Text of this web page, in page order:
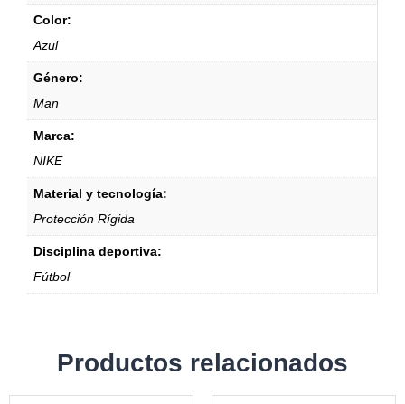
Color:
Azul
Género:
Man
Marca:
NIKE
Material y tecnología:
Protección Rígida
Disciplina deportiva:
Fútbol
Productos relacionados